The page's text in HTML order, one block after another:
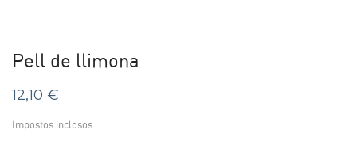
Pell de llimona
12,10 €
Impostos inclosos